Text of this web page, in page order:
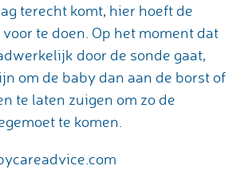
terecht komt, hier hoeft de
te doen. Op het moment dat
door de sonde gaat,
om de baby dan aan de borst of
te laten zuigen om zo de
te komen.